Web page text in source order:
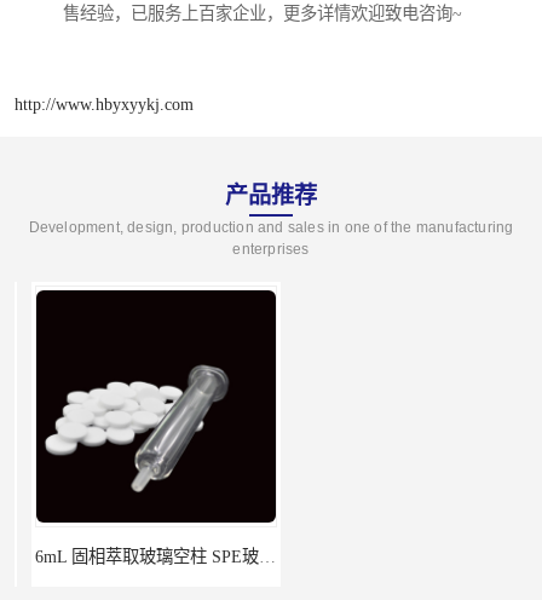
售经验，已服务上百家企业，更多详情欢迎致电咨询~
http://www.hbyxyykj.com
产品推荐
Development, design, production and sales in one of the manufacturing
enterprises
6mL 固相萃取玻璃空柱 SPE玻璃空柱